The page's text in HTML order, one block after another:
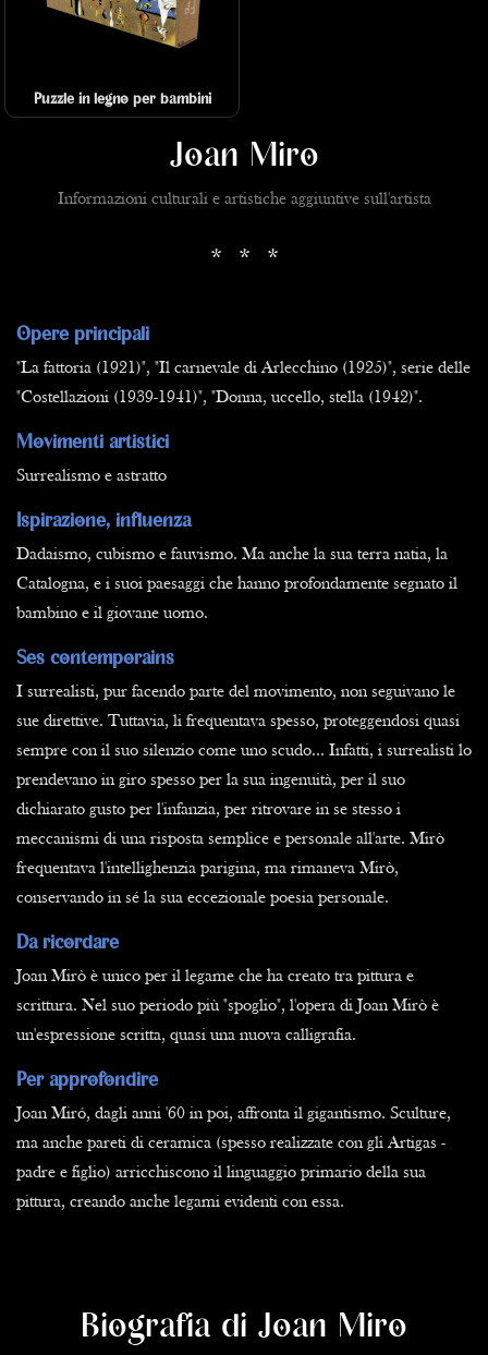
Puzzle in legno per bambini
Joan Miro
Informazioni culturali e artistiche aggiuntive sull'artista
* * *
Opere principali
"La fattoria (1921)", "Il carnevale di Arlecchino (1925)", serie delle
"Costellazioni (1939-1941)", "Donna, uccello, stella (1942)".
Movimenti artistici
Surrealismo e astratto
Ispirazione, influenza
Dadaismo, cubismo e fauvismo. Ma anche la sua terra natia, la
Catalogna, e i suoi paesaggi che hanno profondamente segnato il
bambino e il giovane uomo.
Ses contemporains
I surrealisti, pur facendo parte del movimento, non seguivano le
sue direttive. Tuttavia, li frequentava spesso, proteggendosi quasi
sempre con il suo silenzio come uno scudo... Infatti, i surrealisti lo
prendevano in giro spesso per la sua ingenuità, per il suo
dichiarato gusto per l'infanzia, per ritrovare in se stesso i
meccanismi di una risposta semplice e personale all'arte. Mirò
frequentava l'intellighenzia parigina, ma rimaneva Mirò,
conservando in sé la sua eccezionale poesia personale.
Da ricordare
Joan Mirò è unico per il legame che ha creato tra pittura e
scrittura. Nel suo periodo più "spoglio", l'opera di Joan Mirò è
un'espressione scritta, quasi una nuova calligrafia.
Per approfondire
Joan Miró, dagli anni '60 in poi, affronta il gigantismo. Sculture,
ma anche pareti di ceramica (spesso realizzate con gli Artigas -
padre e figlio) arricchiscono il linguaggio primario della sua
pittura, creando anche legami evidenti con essa.
Biografia di Joan Miro